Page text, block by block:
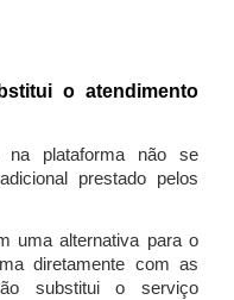
o atendimento
na plataforma não se
prestado pelos
uma alternativa para o
diretamente com as
substitui o serviço